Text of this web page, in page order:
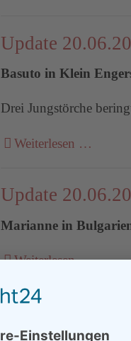
Update
Basuto in Klein
Drei Jungstörche
Weiterlesen …
Update
Marianne in
Weiterlesen …